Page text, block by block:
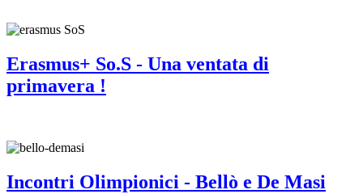
Erasmus+ So.S - Una ventata di
primavera !
Incontri Olimpionici - Bellò e De Masi